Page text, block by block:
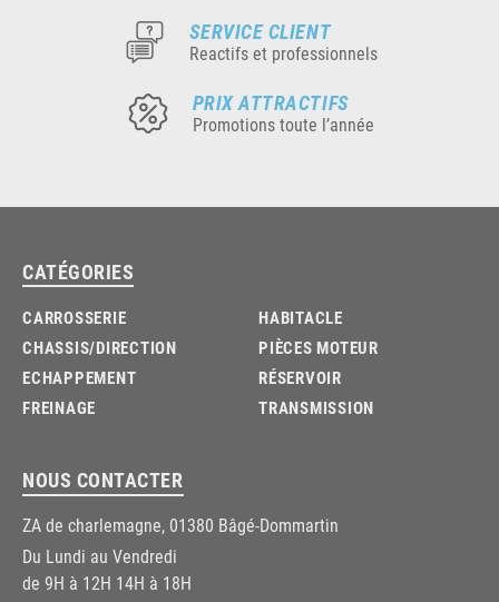
SERVICE CLIENT
Reactifs et professionnels
PRIX ATTRACTIFS
Promotions toute l’année
CATÉGORIES
CARROSSERIE
CHASSIS/DIRECTION
ECHAPPEMENT
FREINAGE
HABITACLE
PIÈCES MOTEUR
RÉSERVOIR
TRANSMISSION
NOUS CONTACTER
ZA de charlemagne, 01380 Bâgé-Dommartin
Du Lundi au Vendredi
de 9H à 12H 14H à 18H